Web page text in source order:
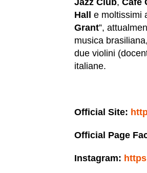
Jazz Club, Cafè
Hall
e moltissimi
Grant”,
musica
due violini
italiane.
Official Site:
Official Page
Instagram: